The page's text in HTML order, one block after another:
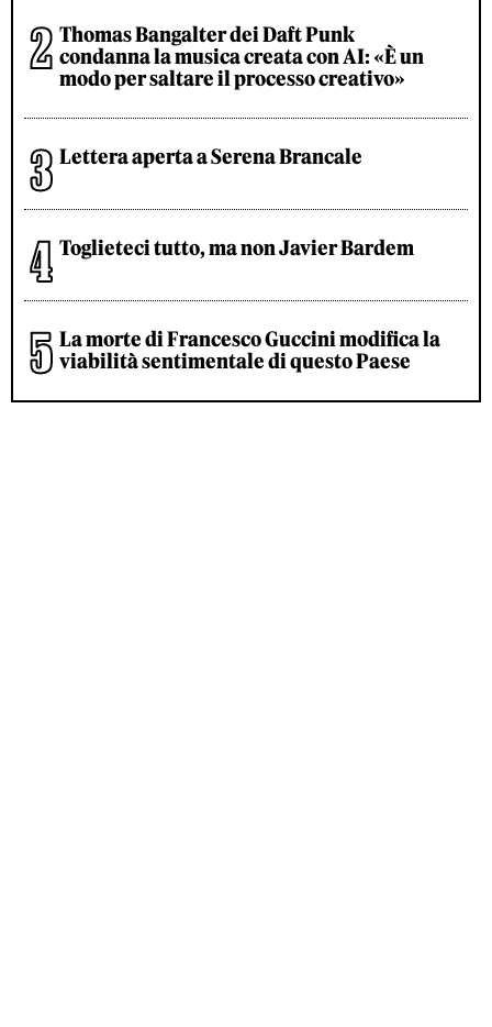
Thomas Bangalter dei Daft Punk
condanna la musica creata con AI: «È un
modo per saltare il processo creativo»
Lettera aperta a Serena Brancale
Toglieteci tutto, ma non Javier Bardem
La morte di Francesco Guccini modifica la
viabilità sentimentale di questo Paese